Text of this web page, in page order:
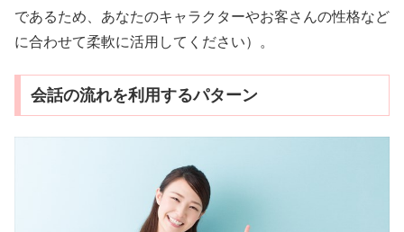
であるため、あなたのキャラクターやお客さんの性格など
に合わせて柔軟に活用してください）。
会話の流れを利用するパターン